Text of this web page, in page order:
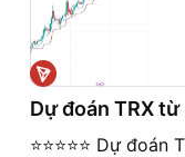
Dự đoán TRX
⭐️⭐️⭐️⭐️⭐️ Dự đoán